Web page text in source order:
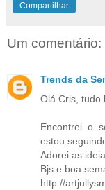
Compartilhar
Um comentário:
Trends da
Olá Cris, tudo
Encontrei o
estou
Adorei as
Bjs e boa
http://